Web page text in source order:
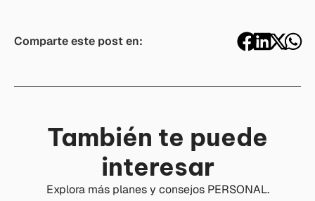
Comparte este post en:
También te puede
interesar
Explora más planes y consejos PERSONAL.